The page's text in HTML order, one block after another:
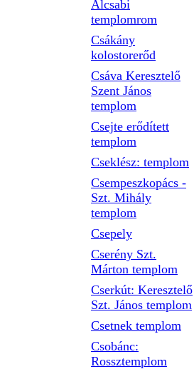
Alcsabi
templomrom
Csákány
kolostorerőd
Csáva Keresztelő
Szent János
templom
Csejte erődített
templom
Cseklész: templom
Csempeszkopács -
Szt. Mihály
templom
Csepely
Cserény Szt.
Márton templom
Cserkút: Keresztelő
Szt. János templom
Csetnek templom
Csobánc:
Rossztemplom